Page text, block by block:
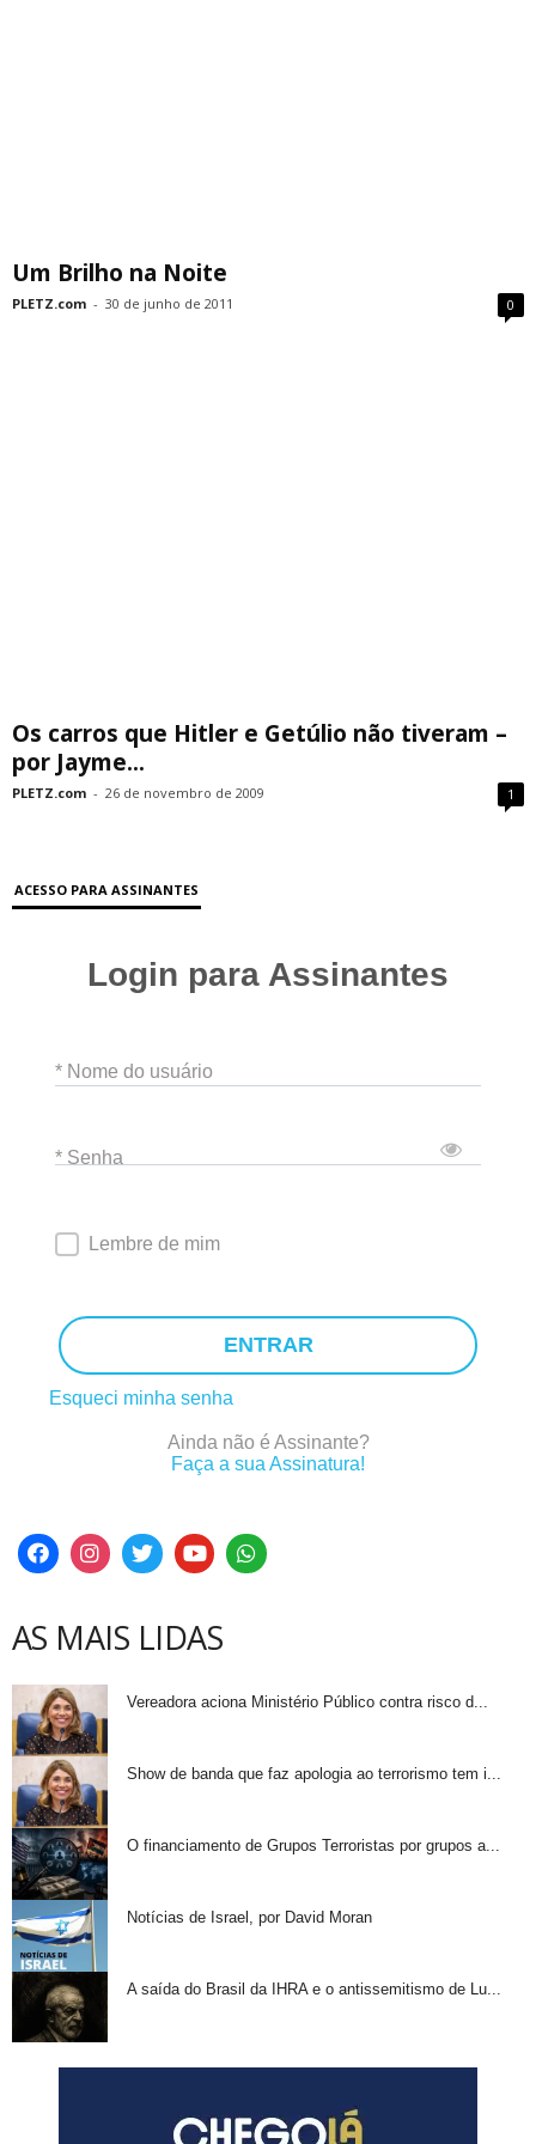
Um Brilho na Noite
PLETZ.com - 30 de junho de 2011 0
Os carros que Hitler e Getúlio não tiveram –
por Jayme...
PLETZ.com - 26 de novembro de 2009 1
ACESSO PARA ASSINANTES
Login para Assinantes
* Nome do usuário
* Senha
Lembre de mim
ENTRAR
Esqueci minha senha
Ainda não é Assinante?
Faça a sua Assinatura!
AS MAIS LIDAS
Vereadora aciona Ministério Público contra risco d...
Show de banda que faz apologia ao terrorismo tem i...
O financiamento de Grupos Terroristas por grupos a...
Notícias de Israel, por David Moran
A saída do Brasil da IHRA e o antissemitismo de Lu...